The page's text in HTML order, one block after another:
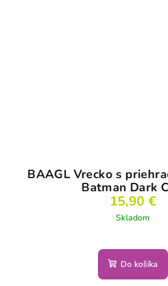
BAAGL Vrecko s
Batman Dark
15,90 €
Skladom
Do košíka